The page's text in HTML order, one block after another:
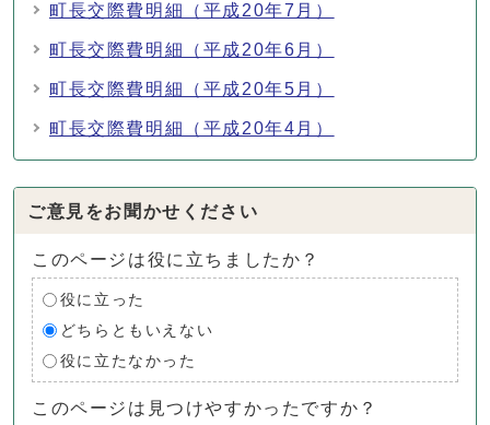
町長交際費明細（平成20年7月）
町長交際費明細（平成20年6月）
町長交際費明細（平成20年5月）
町長交際費明細（平成20年4月）
ご意見をお聞かせください
このページは役に立ちましたか？
役に立った
どちらともいえない
役に立たなかった
このページは見つけやすかったですか？